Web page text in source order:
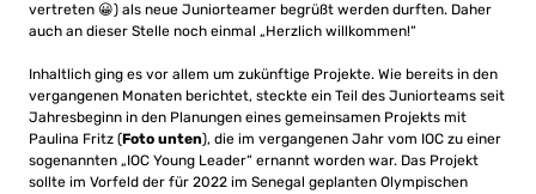
vertreten 😀) als neue Juniorteamer begrüßt werden durften. Daher
auch an dieser Stelle noch einmal „Herzlich willkommen!“
Inhaltlich ging es vor allem um zukünftige Projekte. Wie bereits in den
vergangenen Monaten berichtet, steckte ein Teil des Juniorteams seit
Jahresbeginn in den Planungen eines gemeinsamen Projekts mit
Paulina Fritz (Foto unten), die im vergangenen Jahr vom IOC zu einer
sogenannten „IOC Young Leader“ ernannt worden war. Das Projekt
sollte im Vorfeld der für 2022 im Senegal geplanten Olympischen